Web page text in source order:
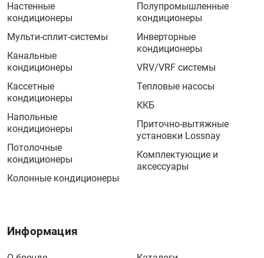
Настенные
кондиционеры
Мульти-сплит-системы
Канальные
кондиционеры
Кассетные
кондиционеры
Напольные
кондиционеры
Потолочные
кондиционеры
Колонные кондиционеры
Полупромышленные
кондиционеры
Инверторные
кондиционеры
VRV/VRF системы
Тепловые насосы
ККБ
Приточно-вытяжные
установки Lossnay
Комплектующие и
аксессуары
Информация